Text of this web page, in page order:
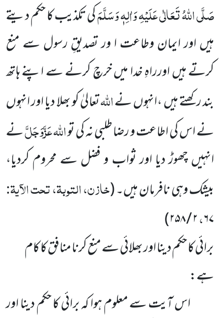
صَلَّی اللہُ تَعَالٰی عَلَیْہِ وَاٰلِہٖ وَسَلَّمَکی تکذیب کا حکم دیتے
ہیں اور ایمان وطاعت ا ور تصدیقِ رسول سے منع
کرتے ہیں اورراہِ خدا میں خرچ کرنے سے اپنے ہاتھ
بند رکھتے ہیں ،انہوں نےاللہتعالیٰ کو بھلا دیا اور انہوں
نے اس کی اطاعت و رضا طلبی نہ کی تواللہ عَزَّوَجَلَّنے
انہیں چھوڑ دیا اور ثواب و فضل سے محروم کردیا،
بیشک وہی نافرمان ہیں۔(خازن، التوبۃ، تحت الآیۃ:
۶۷،۲ / ۲۵۸
)
برائی کا حکم دینا اور بھلائی سے منع کرنا منافق کا کام
ہے:
اس آیت سے معلوم ہوا کہ برائی کا حکم دینا اور